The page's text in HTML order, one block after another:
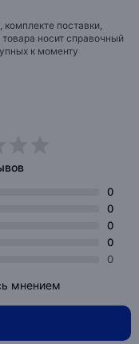
комплекте поставки,
носит справочный
к моменту
0
0
0
0
0
мнением